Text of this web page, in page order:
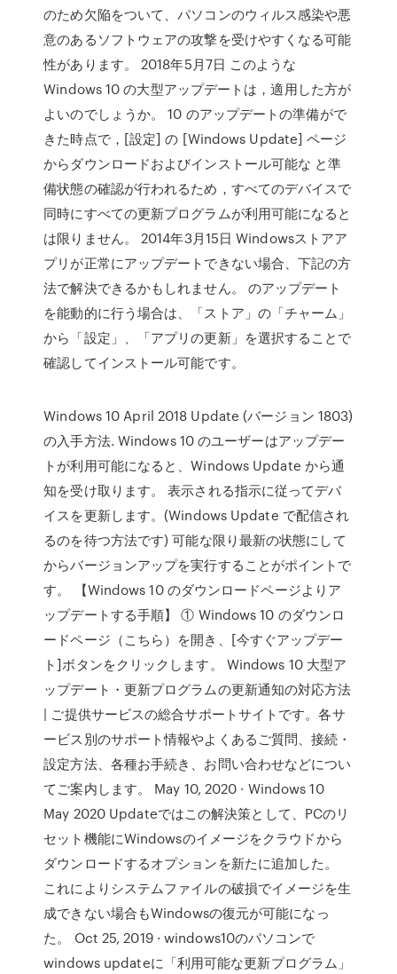
のため欠陥をついて、パソコンのウィルス感染や悪
意のあるソフトウェアの攻撃を受けやすくなる可能
性があります。 2018年5月7日 このような
Windows 10 の大型アップデートは，適用した方が
よいのでしょうか。 10 のアップデートの準備がで
きた時点で，[設定] の [Windows Update] ページ
からダウンロードおよびインストール可能な と準
備状態の確認が行われるため，すべてのデバイスで
同時にすべての更新プログラムが利用可能になると
は限りません。 2014年3月15日 Windowsストアア
プリが正常にアップデートできない場合、下記の方
法で解決できるかもしれません。 のアップデート
を能動的に行う場合は、「ストア」の「チャーム」
から「設定」、「アプリの更新」を選択することで
確認してインストール可能です。
Windows 10 April 2018 Update (バージョン 1803)
の入手方法. Windows 10 のユーザーはアップデー
トが利用可能になると、Windows Update から通
知を受け取ります。 表示される指示に従ってデバ
イスを更新します。(Windows Update で配信され
るのを待つ方法です) 可能な限り最新の状態にして
からバージョンアップを実行することがポイントで
す。 【Windows 10 のダウンロードページよりア
ップデートする手順】 ① Windows 10 のダウンロ
ードページ（こちら）を開き、[今すぐアップデー
ト]ボタンをクリックします。 Windows 10 大型ア
ップデート・更新プログラムの更新通知の対応方法
| ご提供サービスの総合サポートサイトです。各サ
ービス別のサポート情報やよくあるご質問、接続・
設定方法、各種お手続き、お問い合わせなどについ
てご案内します。 May 10, 2020 · Windows 10
May 2020 Updateではこの解決策として、PCのリ
セット機能にWindowsのイメージをクラウドから
ダウンロードするオプションを新たに追加した。
これによりシステムファイルの破損でイメージを生
成できない場合もWindowsの復元が可能になっ
た。 Oct 25, 2019 · windows10のパソコンで
windows updateに「利用可能な更新プログラム」